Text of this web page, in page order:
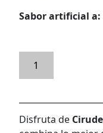
Sabor artificial a:
Disfruta de